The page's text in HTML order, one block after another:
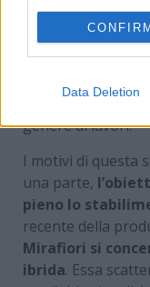
Data Deletion
Nello
effettiva delle
però,
alla lastratura e
mancanza di
genere di lavori.
I motivi di questa
una parte,
pieno lo
recente della
Mirafiori si
ibrida. Essa